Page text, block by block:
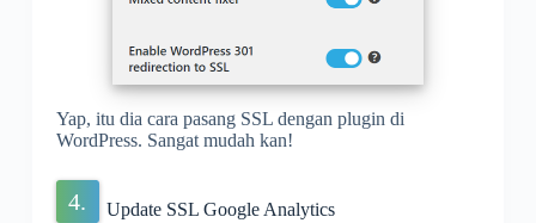
Yap, itu dia cara pasang SSL dengan plugin di
WordPress. Sangat mudah kan!
Update SSL Google Analytics